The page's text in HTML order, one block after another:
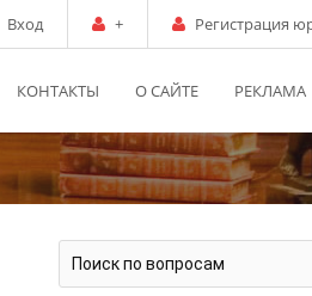
Вход + Регистрация
КОНТАКТЫ О САЙТЕ РЕКЛАМА